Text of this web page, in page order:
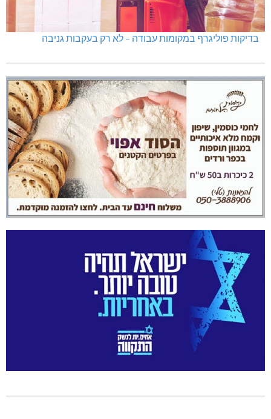
בדיקות פוליגרף במקומות עבודה – לא רק בעקבות גניבה